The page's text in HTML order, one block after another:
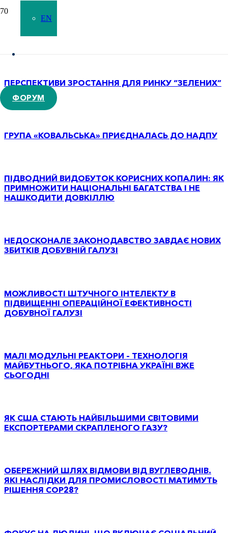
EN
ФОРУМ
ЧИ ЗАМІНЯТЬ ДРОНИ ЛЮДЕЙ?
ПЕРСПЕКТИВИ ЗРОСТАННЯ ДЛЯ РИНКУ “ЗЕЛЕНИХ”
ГРУПА «КОВАЛЬСЬКА» ПРИЄДНАЛАСЬ ДО НАДПУ
ПІДВОДНИЙ ВИДОБУТОК КОРИСНИХ КОПАЛИН: ЯК
ПРИМНОЖИТИ НАЦІОНАЛЬНІ БАГАТСТВА І НЕ
НАШКОДИТИ ДОВКІЛЛЮ
НЕДОСКОНАЛЕ ЗАКОНОДАВСТВО ЗАВДАЄ НОВИХ
ЗБИТКІВ ДОБУВНІЙ ГАЛУЗІ
МОЖЛИВОСТІ ШТУЧНОГО ІНТЕЛЕКТУ В
ПІДВИЩЕННІ ОПЕРАЦІЙНОЇ ЕФЕКТИВНОСТІ
ДОБУВНОЇ ГАЛУЗІ
МАЛІ МОДУЛЬНІ РЕАКТОРИ – ТЕХНОЛОГІЯ
МАЙБУТНЬОГО, ЯКА ПОТРІБНА УКРАЇНІ ВЖЕ
СЬОГОДНІ
ЯК США СТАЮТЬ НАЙБІЛЬШИМИ СВІТОВИМИ
ЕКСПОРТЕРАМИ СКРАПЛЕНОГО ГАЗУ?
ОБЕРЕЖНИЙ ШЛЯХ ВІДМОВИ ВІД ВУГЛЕВОДНІВ.
ЯКІ НАСЛІДКИ ДЛЯ ПРОМИСЛОВОСТІ МАТИМУТЬ
РІШЕННЯ COP28?